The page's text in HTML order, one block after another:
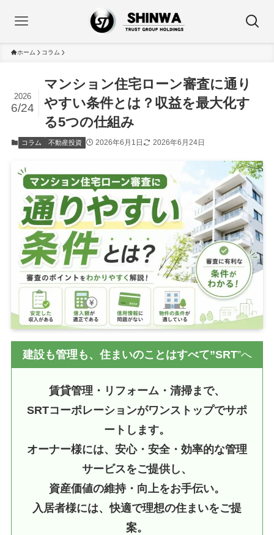
ホーム コラム
マンション住宅ローン審査に通り
やすい条件とは？収益を最大化す
る5つの仕組み
2026
6/24
コラム 不動産投資 2026年6月1日 2026年6月24日
建設も管理も、住まいのことはすべて”SRT”へ
賃貸管理・リフォーム・清掃まで、
SRTコーポレーションがワンストップでサポ
ートします。
オーナー様には、安心・安全・効率的な管理
サービスをご提供し、
資産価値の維持・向上をお手伝い。
入居者様には、快適で理想の住まいをご提
案。